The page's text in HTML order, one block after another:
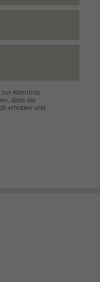
zur Kenntnis
dass die
erhoben und